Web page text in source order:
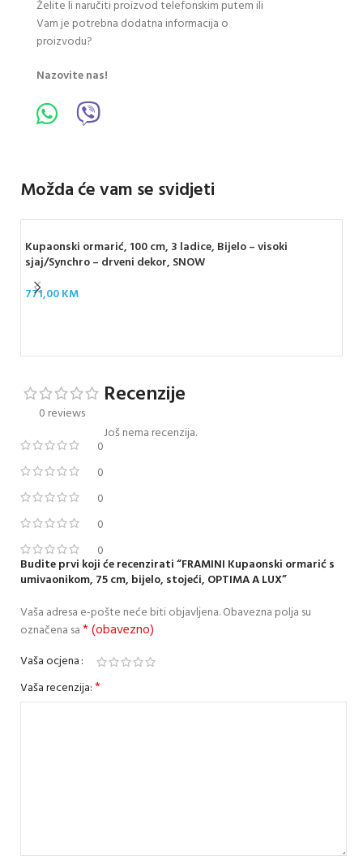
Želite li naručiti proizvod telefonskim putem ili
Vam je potrebna dodatna informacija o
proizvodu?
Nazovite nas!
Možda će vam se svidjeti
Kupaonski ormarić, 100 cm, 3 ladice, Bijelo – visoki
sjaj/Synchro – drveni dekor, SNOW
771,00KM
0 reviews
0
0
0
0
0
Recenzije
Još nema recenzija.
Budite prvi koji će recenzirati “FRAMINI Kupaonski ormarić s
umivaonikom, 75 cm, bijelo, stojeći, OPTIMA A LUX”
Vaša adresa e-pošte neće biti objavljena.Obavezna polja su
označena sa* (obavezno)
Vaša ocjena
Vaša recenzija:*